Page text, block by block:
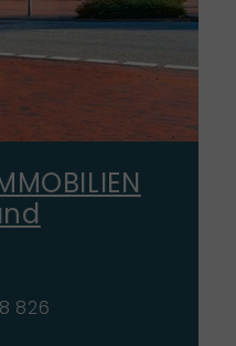
826